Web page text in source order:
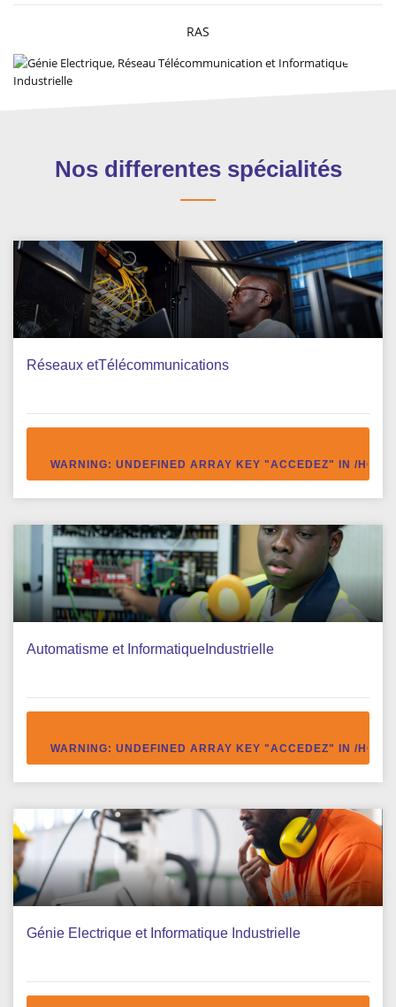
RAS
Nos differentes spécialités
Réseaux etTélécommunications
WARNING: UNDEFINED ARRAY KEY "ACCEDEZ" IN /
Automatisme et InformatiqueIndustrielle
WARNING: UNDEFINED ARRAY KEY "ACCEDEZ" IN /
Génie Electrique et Informatique Industrielle